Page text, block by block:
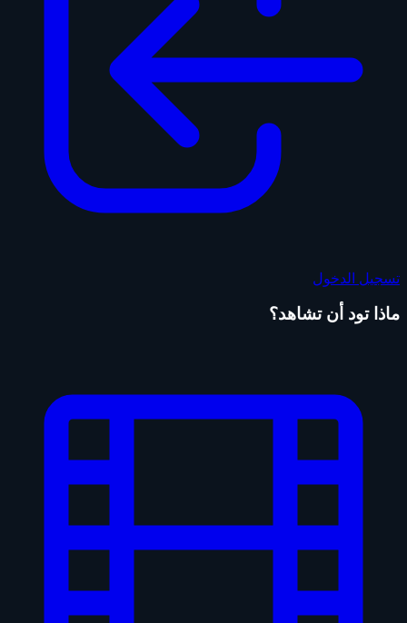
تسجيل الدخول
ماذا تود أن تشاهد؟